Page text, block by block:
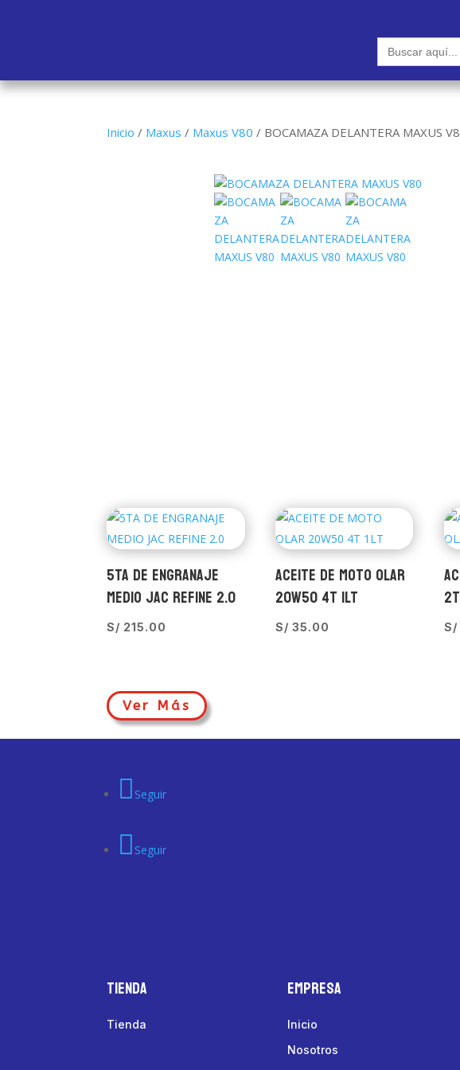
Buscar:
Inicio / Maxus / Maxus V80 / BOCAMAZA DELANTERA MAXUS
5TA DE ENGRANAJE
MEDIO JAC REFINE 2.0
S/ 215.00
ACEITE DE MOTO OLAR
20W50 4T 1LT
S/ 35.00 S/
Ver Más
Seguir
Seguir
Tienda
Tienda
Empresa
Inicio
Nosotros